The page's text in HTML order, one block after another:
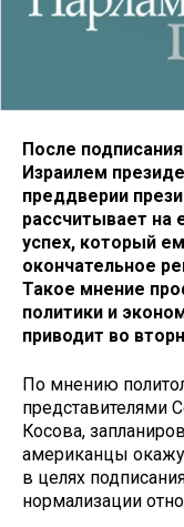
После
Израилем
преддверии
рассчитывает на
успех, который
окончательное
Такое мнение
политики и
приводит во
По мнению
представителями
Косова,
американцы
в целях
нормализации